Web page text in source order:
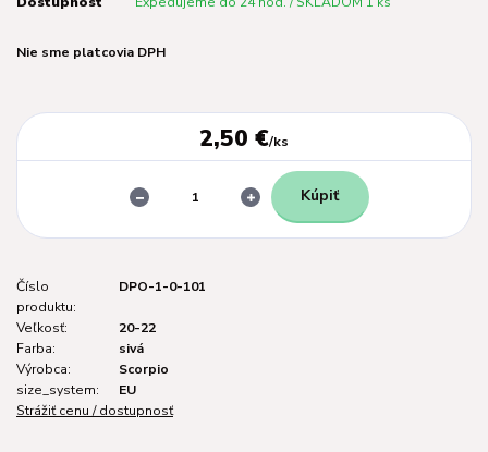
Nie sme platcovia DPH
2,50 €/ks
Kúpiť
Číslo
produktu:
DPO-1-0-101
Veľkosť:
20-22
Farba:
sivá
Výrobca:
Scorpio
size_system:
EU
Strážiť cenu / dostupnosť